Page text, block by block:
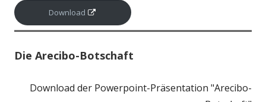
Download
n
e
m
Die Arecibo-Botschaft
Download der Powerpoint-Präsentation "Arecibo-